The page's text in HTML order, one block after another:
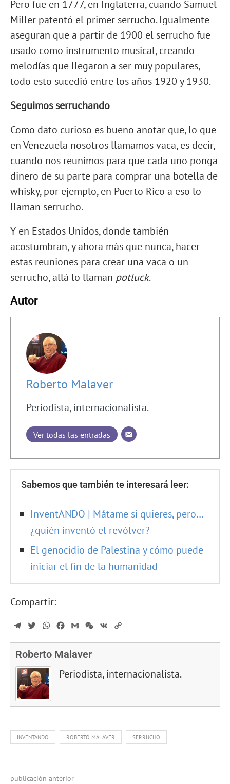
Pero fue en 1777, en Inglaterra, cuando Samuel
Miller patentó el primer serrucho. Igualmente
aseguran que a partir de 1900 el serrucho fue
usado como instrumento musical, creando
melodías que llegaron a ser muy populares,
todo esto sucedió entre los años 1920 y 1930.
Seguimos serruchando
Como dato curioso es bueno anotar que, lo que
en Venezuela nosotros llamamos vaca, es decir,
cuando nos reunimos para que cada uno ponga
dinero de su parte para comprar una botella de
whisky, por ejemplo, en Puerto Rico a eso lo
llaman serrucho.
Y en Estados Unidos, donde también
acostumbran, y ahora más que nunca, hacer
estas reuniones para crear una vaca o un
serrucho, allá lo llaman potluck.
Autor
Roberto Malaver
Periodista, internacionalista.
Ver todas las entradas
Sabemos que también te interesará leer:
InventANDO | Mátame si quieres, pero…
¿quién inventó el revólver?
El genocidio de Palestina y cómo puede
iniciar el fin de la humanidad
Compartir:
TelegramTwitterWhatsApp
Facebook
GmailWeChat
VK
Roberto Malaver
Periodista, internacionalista.
INVENTANDO ROBERTO MALAVER SERRUCHO
publicación anterior